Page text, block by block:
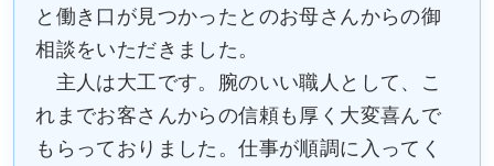
と働き口が見つかったとのお母さんからの御
相談をいただきました。
主人は大工です。腕のいい職人として、こ
れまでお客さんからの信頼も厚く大変喜んで
もらっておりました。仕事が順調に入ってく